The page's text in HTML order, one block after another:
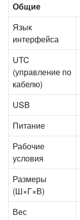
Общие
Язык
интерфейса
UTC
(управление по
кабелю)
USB
Питание
Рабочие
условия
Размеры
(Ш×Г×В)
Вес